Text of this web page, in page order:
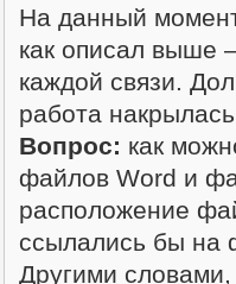
На данный
как описал выше
каждой связи.
работа
Вопрос: как
файлов Word и
расположение
ссылались бы на
Другими